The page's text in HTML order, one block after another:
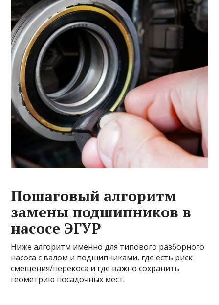
Пошаговый алгоритм
замены подшипников в
насосе ЭГУР
Ниже алгоритм именно для типового разборного
насоса с валом и подшипниками, где есть риск
смещения/перекоса и где важно сохранить
геометрию посадочных мест.